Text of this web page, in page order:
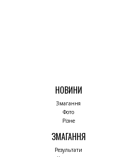
НОВИНИ
Змагання
Фото
Різне
ЗМАГАННЯ
Результати